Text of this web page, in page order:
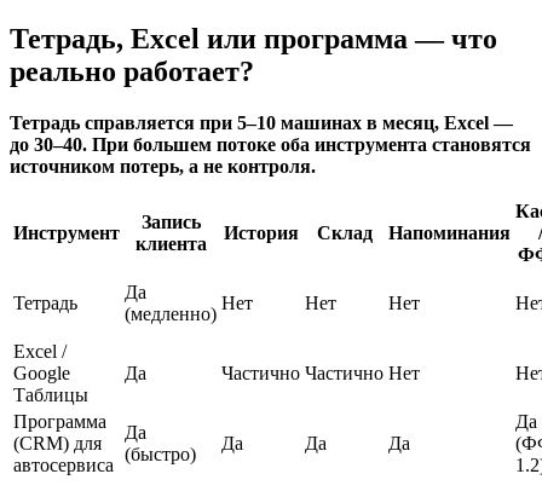
Тетрадь, Excel или программа — что
реально работает?
Тетрадь справляется при 5–10 машинах в месяц, Excel —
до 30–40. При большем потоке оба инструмента становятся
источником потерь, а не контроля.
Инструмент
Запись
клиента
История Склад Напоминания
/
Тетрадь
Да
(медленно)
Нет Нет Нет
Excel /
Google
Таблицы
Да Частично Частично Нет
Программа
(CRM) для
автосервиса
Да
(быстро)
Да Да Да
Да